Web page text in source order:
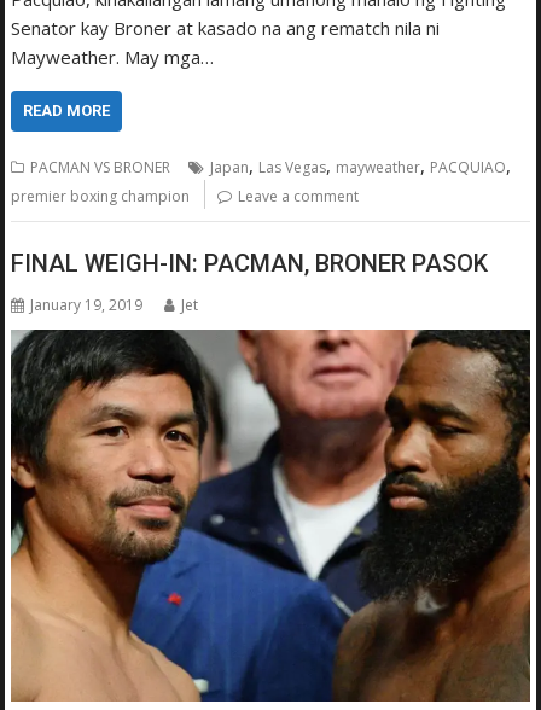
Senator kay Broner at kasado na ang rematch nila ni
Mayweather. May mga…
READ MORE
PACMAN VS BRONER Japan, Las Vegas, mayweather, PACQUIAO,
premier boxing champion Leave a comment
FINAL WEIGH-IN: PACMAN, BRONER PASOK
January 19, 2019 Jet